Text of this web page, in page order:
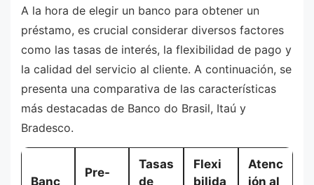
A la hora de elegir un banco para obtener un
préstamo, es crucial considerar diversos factores
como las tasas de interés, la flexibilidad de pago y
la calidad del servicio al cliente. A continuación, se
presenta una comparativa de las características
más destacadas de Banco do Brasil, Itaú y
Bradesco.
Banc
Pre-
Tasas
de
Flexi
bilida
Atenc
ión al